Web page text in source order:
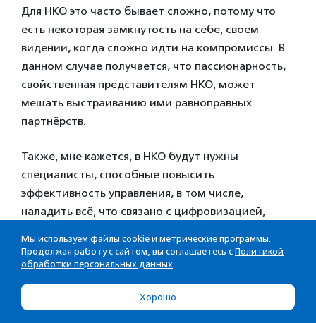
Для НКО это часто бывает сложно, потому что
есть некоторая замкнутость на себе, своем
видении, когда сложно идти на компромиссы. В
данном случае получается, что пассионарность,
свойственная представителям НКО, может
мешать выстраиванию ими равноправных
партнёрств.
Также, мне кажется, в НКО будут нужны
специалисты, способные повысить
эффективность управления, в том числе,
наладить всё, что связано с цифровизацией,
процессов.
Материал подготовлен по итогам
Мы используем файлы cookie и метрические программы.
Продолжая работу с сайтом, вы соглашаетесь с Политикой
обработки персональных данных
Хорошо